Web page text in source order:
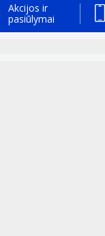
Akcijos ir
pasiūlymai